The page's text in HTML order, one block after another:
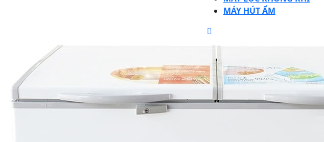
MÁY HÚT ẨM